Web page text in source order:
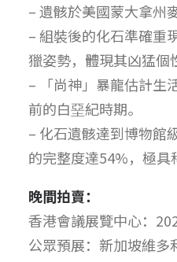
– 遺骸於美國蒙大拿州
– 組裝後的化石準確重
獵姿勢，體現其凶猛個
– 「尚神」暴龍估計生
前的白堊紀時期。
– 化石遺骸達到博物館
的完整度達54%，極具
晚間拍賣：
香港會議展覽中心：
公眾預展：新加坡維多